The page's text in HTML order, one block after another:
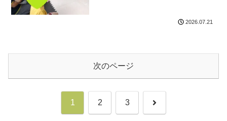
2026.07.21
次のページ
1 2 3 次